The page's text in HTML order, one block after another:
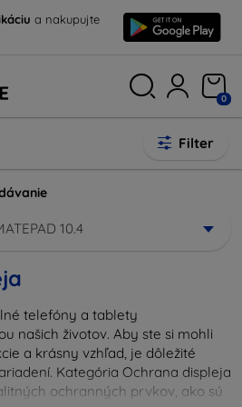
a nakupujte
0
Filter
10.4
telefóny a tablety
našich životov. Aby ste si mohli
a krásny vzhľad, je dôležité
Kategória Ochrana displeja
ochranných prvkov, ako sú